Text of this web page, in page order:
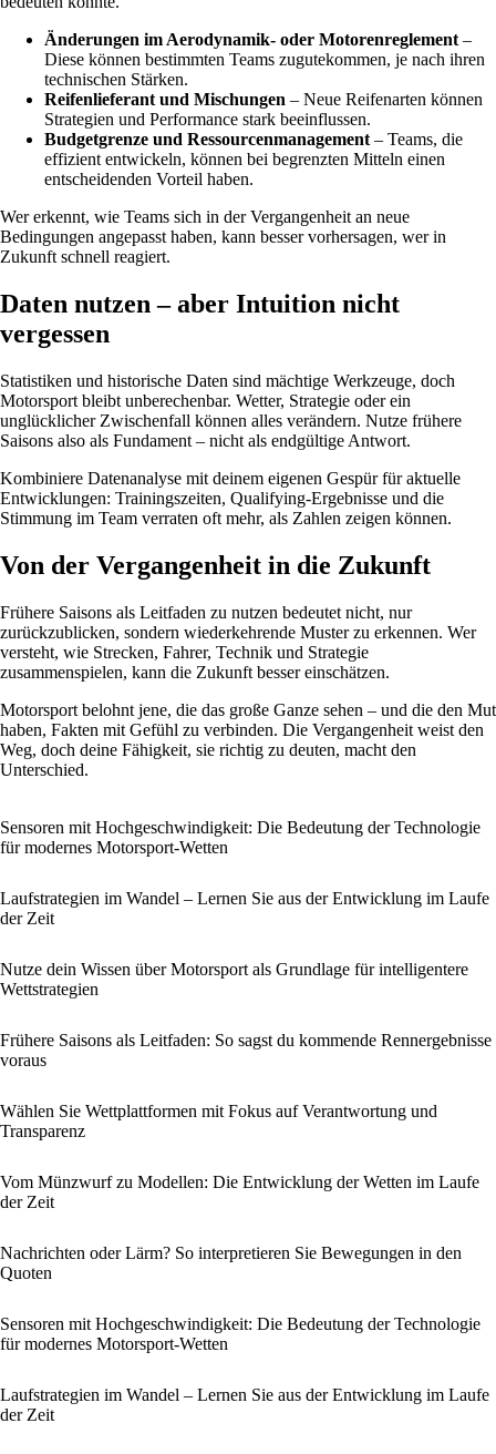
Änderungen im Aerodynamik- oder Motorenreglement –
Diese können bestimmten Teams zugutekommen, je nach ihren
technischen Stärken.
Reifenlieferant und Mischungen – Neue Reifenarten können
Strategien und Performance stark beeinflussen.
Budgetgrenze und Ressourcenmanagement – Teams, die
effizient entwickeln, können bei begrenzten Mitteln einen
entscheidenden Vorteil haben.
Wer erkennt, wie Teams sich in der Vergangenheit an neue
Bedingungen angepasst haben, kann besser vorhersagen, wer in
Zukunft schnell reagiert.
Daten nutzen – aber Intuition nicht
vergessen
Statistiken und historische Daten sind mächtige Werkzeuge, doch
Motorsport bleibt unberechenbar. Wetter, Strategie oder ein
unglücklicher Zwischenfall können alles verändern. Nutze frühere
Saisons also als Fundament – nicht als endgültige Antwort.
Kombiniere Datenanalyse mit deinem eigenen Gespür für aktuelle
Entwicklungen: Trainingszeiten, Qualifying-Ergebnisse und die
Stimmung im Team verraten oft mehr, als Zahlen zeigen können.
Von der Vergangenheit in die Zukunft
Frühere Saisons als Leitfaden zu nutzen bedeutet nicht, nur
zurückzublicken, sondern wiederkehrende Muster zu erkennen. Wer
versteht, wie Strecken, Fahrer, Technik und Strategie
zusammenspielen, kann die Zukunft besser einschätzen.
Motorsport belohnt jene, die das große Ganze sehen – und die den Mut
haben, Fakten mit Gefühl zu verbinden. Die Vergangenheit weist den
Weg, doch deine Fähigkeit, sie richtig zu deuten, macht den
Unterschied.
Sensoren mit Hochgeschwindigkeit: Die Bedeutung der Technologie
für modernes Motorsport-Wetten
Laufstrategien im Wandel – Lernen Sie aus der Entwicklung im Laufe
der Zeit
Nutze dein Wissen über Motorsport als Grundlage für intelligentere
Wettstrategien
Frühere Saisons als Leitfaden: So sagst du kommende Rennergebnisse
voraus
Wählen Sie Wettplattformen mit Fokus auf Verantwortung und
Transparenz
Vom Münzwurf zu Modellen: Die Entwicklung der Wetten im Laufe
der Zeit
Nachrichten oder Lärm? So interpretieren Sie Bewegungen in den
Quoten
Sensoren mit Hochgeschwindigkeit: Die Bedeutung der Technologie
für modernes Motorsport-Wetten
Laufstrategien im Wandel – Lernen Sie aus der Entwicklung im Laufe
der Zeit